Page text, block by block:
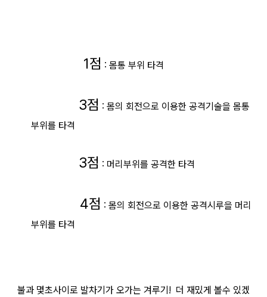
1점 : 몸통 부위 타격
3점 : 몸의 회전으로 이용한 공격기술을 몸통
부위를 타격
3점 : 머리부위를 공격한 타격
4점 : 몸의 회전으로 이용한 공격시루을 머리
부위를 타격
불과 몇초사이로 발차기가 오가는 겨루기! 더 재밌게 볼수 있겠